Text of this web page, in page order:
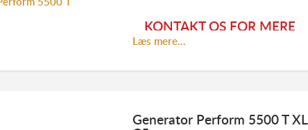
Se SDMO hovedkatalog her
KONTAKT OS FOR MERE
INFORMATION:
Læs mere...
Generator Perform 5500 T XL